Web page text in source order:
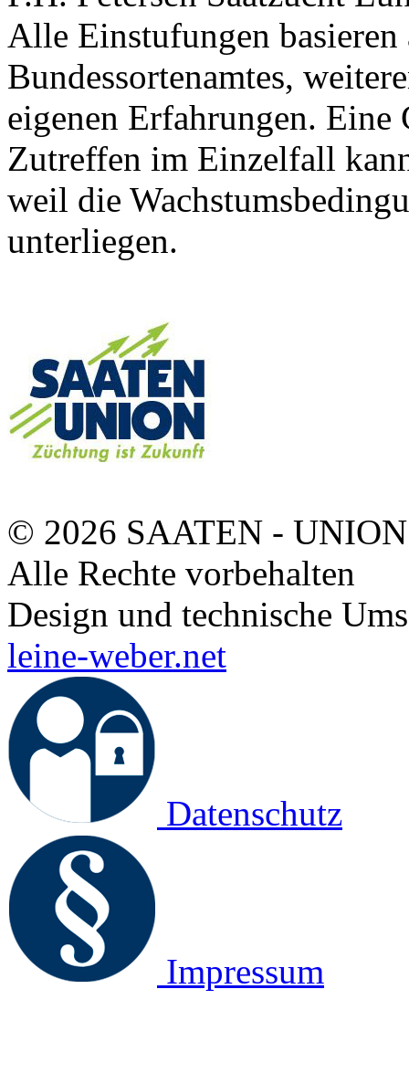
Alle Einstufungen basieren
Bundessortenamtes,
eigenen Erfahrungen.
Zutreffen im Einzelfall
weil die
unterliegen.
© 2026 SAATEN -
Alle Rechte vorbehalten
Design und technische
leine-weber.net
Datenschutz
Impressum